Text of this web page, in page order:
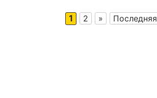
1 2 » Последняя